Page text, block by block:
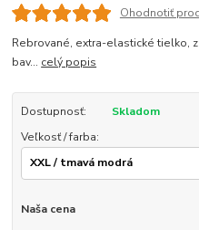
Ohodnotiť
Rebrované, extra-elastické tielko,
bav... celý popis
Dostupnosť:
Skladom
Veľkosť / farba:
Naša cena